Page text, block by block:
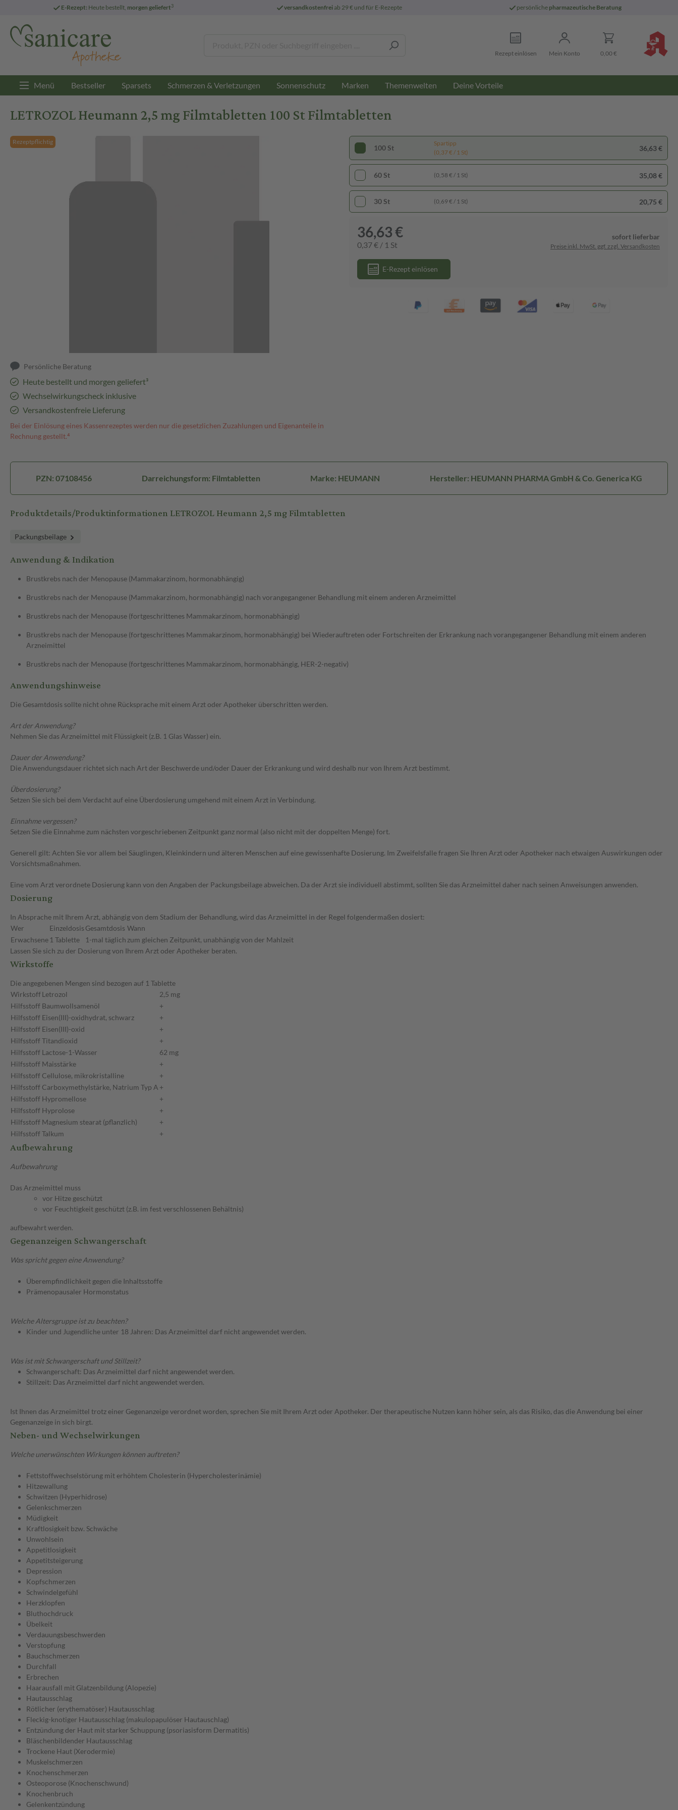
E-Rezept: Heute bestellt, morgen geliefert3 versandkostenfreiab 29 € und für E-Rezepte persönliche pharmazeutische Beratung
Rezept einlösen Mein Konto 0,00 €
Menü Bestseller Sparsets Schmerzen & Verletzungen Sonnenschutz Marken Themenwelten Deine Vorteile
LETROZOL Heumann 2,5 mg Filmtabletten 100 St Filmtabletten
Rezeptpflichtig
Persönliche Beratung
Heute bestellt und morgen geliefert³
Wechselwirkungscheck inklusive
Versandkostenfreie Lieferung
Bei der Einlösung eines Kassenrezeptes werden nur die gesetzlichen Zuzahlungen und Eigenanteile in
Rechnung gestellt.⁴
100 St
Spartipp
(0,37 € / 1 St)
36,63 €
60 St (0,58 € / 1 St) 35,08 €
30 St (0,69 € / 1 St) 20,75 €
36,63 €
0,37 € / 1 St
sofort lieferbar
Preise inkl. MwSt. ggf. zzgl. Versandkosten
E-Rezept einlösen
PZN: 07108456 Darreichungsform: Filmtabletten Marke: HEUMANN Hersteller: HEUMANN PHARMA GmbH & Co. Generica KG
Produktdetails/Produktinformationen LETROZOL Heumann 2,5 mg Filmtabletten
Packungsbeilage
Anwendung & Indikation
Brustkrebs nach der Menopause (Mammakarzinom, hormonabhängig)
Brustkrebs nach der Menopause (Mammakarzinom, hormonabhängig) nach vorangegangener Behandlung mit einem anderen Arzneimittel
Brustkrebs nach der Menopause (fortgeschrittenes Mammakarzinom, hormonabhängig)
Brustkrebs nach der Menopause (fortgeschrittenes Mammakarzinom, hormonabhängig) bei Wiederauftreten oder Fortschreiten der Erkrankung nach vorangegangener Behandlung mit einem anderen
Arzneimittel
Brustkrebs nach der Menopause (fortgeschrittenes Mammakarzinom, hormonabhängig, HER-2-negativ)
Anwendungshinweise
Die Gesamtdosis sollte nicht ohne Rücksprache mit einem Arzt oder Apotheker überschritten werden.
Art der Anwendung?
Nehmen Sie das Arzneimittel mit Flüssigkeit (z.B. 1 Glas Wasser) ein.
Dauer der Anwendung?
Die Anwendungsdauer richtet sich nach Art der Beschwerde und/oder Dauer der Erkrankung und wird deshalb nur von Ihrem Arzt bestimmt.
Überdosierung?
Setzen Sie sich bei dem Verdacht auf eine Überdosierung umgehend mit einem Arzt in Verbindung.
Einnahme vergessen?
Setzen Sie die Einnahme zum nächsten vorgeschriebenen Zeitpunkt ganz normal (also nicht mit der doppelten Menge) fort.
Generell gilt: Achten Sie vor allem bei Säuglingen, Kleinkindern und älteren Menschen auf eine gewissenhafte Dosierung. Im Zweifelsfalle fragen Sie Ihren Arzt oder Apotheker nach etwaigen Auswirkungen oder
Vorsichtsmaßnahmen.
Eine vom Arzt verordnete Dosierung kann von den Angaben der Packungsbeilage abweichen. Da der Arzt sie individuell abstimmt, sollten Sie das Arzneimittel daher nach seinen Anweisungen anwenden.
Dosierung
In Absprache mit Ihrem Arzt, abhängig von dem Stadium der Behandlung, wird das Arzneimittel in der Regel folgendermaßen dosiert:
Wer
Einzeldosis Gesamtdosis Wann
Erwachsene 1 Tablette 1-mal täglich zum gleichen Zeitpunkt, unabhängig von der Mahlzeit
Lassen Sie sich zu der Dosierung von Ihrem Arzt oder Apotheker beraten.
Wirkstoffe
Die angegebenen Mengen sind bezogen auf 1 Tablette
WirkstoffLetrozol
2,5 mg
Hilfsstoff Baumwollsamenöl
+
Hilfsstoff Eisen(III)-oxidhydrat, schwarz
+
Hilfsstoff Eisen(III)-oxid
+
HilfsstoffTitandioxid
+
Hilfsstoff Lactose-1-Wasser
62 mg
Hilfsstoff Maisstärke
+
Hilfsstoff Cellulose, mikrokristalline
+
Hilfsstoff Carboxymethylstärke, Natrium Typ A +
Hilfsstoff Hypromellose
+
Hilfsstoff Hyprolose
+
Hilfsstoff Magnesium stearat (pflanzlich)
+
HilfsstoffTalkum +
Aufbewahrung
Aufbewahrung
Das Arzneimittel muss
vor Hitze geschützt
vor Feuchtigkeit geschützt (z.B. im fest verschlossenen Behältnis)
aufbewahrt werden.
Gegenanzeigen Schwangerschaft
Was spricht gegen eine Anwendung?
Überempfindlichkeit gegen die Inhaltsstoffe
Prämenopausaler Hormonstatus
Welche Altersgruppe ist zu beachten?
Kinder und Jugendliche unter 18 Jahren: Das Arzneimittel darf nicht angewendet werden.
Was ist mit Schwangerschaft und Stillzeit?
Schwangerschaft: Das Arzneimittel darf nicht angewendet werden.
Stillzeit: Das Arzneimittel darf nicht angewendet werden.
Ist Ihnen das Arzneimittel trotz einer Gegenanzeige verordnet worden, sprechen Sie mit Ihrem Arzt oder Apotheker. Der therapeutische Nutzen kann höher sein, als das Risiko, das die Anwendung bei einer
Gegenanzeige in sich birgt.
Neben- und Wechselwirkungen
Welche unerwünschten Wirkungen können auftreten?
Fettstoffwechselstörung mit erhöhtem Cholesterin (Hypercholesterinämie)
Hitzewallung
Schwitzen (Hyperhidrose)
Gelenkschmerzen
Müdigkeit
Kraftlosigkeit bzw. Schwäche
Unwohlsein
Appetitlosigkeit
Appetitsteigerung
Depression
Kopfschmerzen
Schwindelgefühl
Herzklopfen
Bluthochdruck
Übelkeit
Verdauungsbeschwerden
Verstopfung
Bauchschmerzen
Durchfall
Erbrechen
Haarausfall mit Glatzenbildung (Alopezie)
Hautausschlag
Rötlicher (erythematöser) Hautausschlag
Fleckig-knotiger Hautausschlag (makulopapulöser Hautauschlag)
Entzündung der Haut mit starker Schuppung (psoriasisform Dermatitis)
Bläschenbildender Hautausschlag
Trockene Haut (Xerodermie)
Muskelschmerzen
Knochenschmerzen
Osteoporose (Knochenschwund)
Knochenbruch
Gelenkentzündung